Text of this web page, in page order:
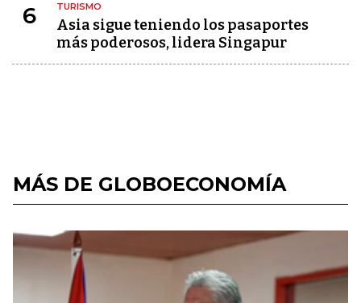
6 TURISMO
Asia sigue teniendo los pasaportes
más poderosos, lidera Singapur
MÁS DE GLOBOECONOMÍA